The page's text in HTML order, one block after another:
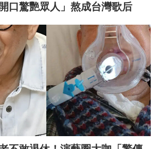
口驚艷眾人」熬成台灣歌后